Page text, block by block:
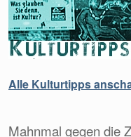
Alle Kulturtipps
Mahnmal gegen die